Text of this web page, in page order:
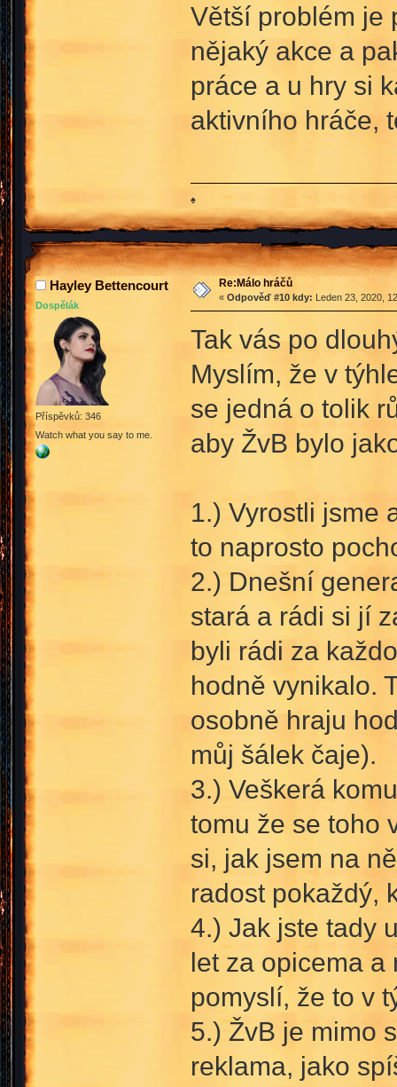
Větší problém je
nějaký akce a
práce a u hry si
aktivního hráče,
♠
Hayley Bettencourt
Dospělák
Příspěvků: 346
Watch what you say to me.
Re:Málo hráčů
« Odpověď #10 kdy: Leden 23, 2020,
Tak vás po
Myslím, že v
se jedná o tolik
aby ŽvB bylo
1.) Vyrostli jsme
to naprosto
2.) Dnešní
stará a rádi si jí
byli rádi za
hodně vynikalo.
osobně hraju
můj šálek čaje).
3.) Veškerá
tomu že se toho
si, jak jsem na
radost pokaždý,
4.) Jak jste tady
let za opicema
pomyslí, že to v
5.) ŽvB je mimo
reklama, jako